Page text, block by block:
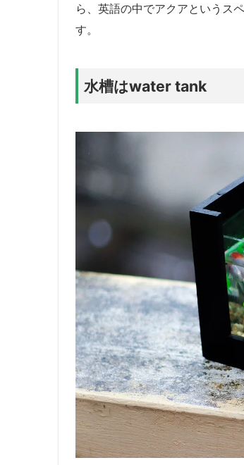
ら、英語の中でアクアというス
す。
水槽はwater tank